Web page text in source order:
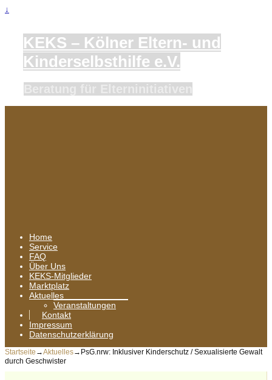
↓
KEKS – Kölner Eltern- und
Kinderselbsthilfe e.V.
Home
Service
FAQ
Über Uns
KEKS-Mitglieder
Marktplatz
Aktuelles
Veranstaltungen
Kontakt
Impressum
Datenschutzerklärung
Startseite →Aktuelles→ PsG.nrw: Inklusiver Kinderschutz / Sexualisierte Gewalt
durch Geschwister